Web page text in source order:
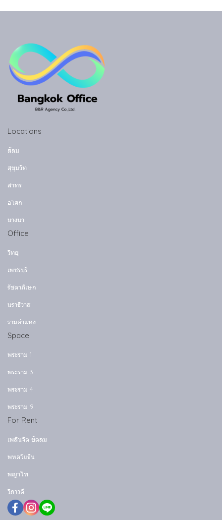
Locations
สีลม
สุขุมวิท
สาทร
อโศก
บางนา
Office
วิทยุ
เพชรบุรี
รัชดาภิเษก
นราธิวาส
รามคำแหง
Space
พระราม 1
พระราม 3
พระราม 4
พระราม 9
For Rent
เพลินจิต ชิดลม
พหลโยธิน
พญาไท
วิภาวดี